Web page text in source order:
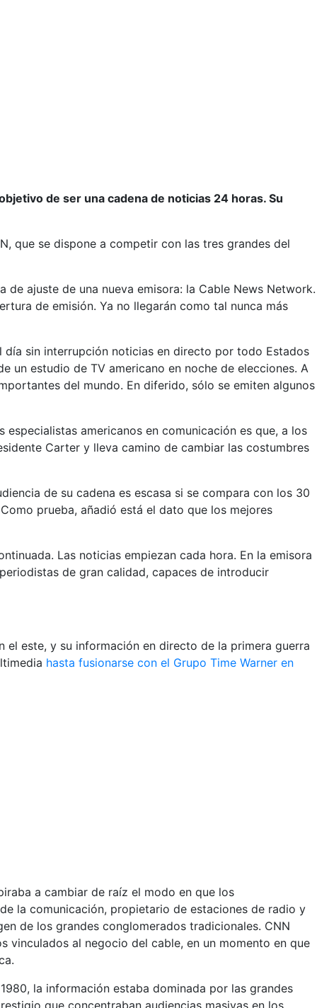
de ser una cadena de noticias 24 horas. Su
que se dispone a competir con las tres grandes del
ajuste de una nueva emisora: la Cable News Network.
de emisión. Ya no llegarán como tal nunca más
sin interrupción noticias en directo por todo Estados
un estudio de TV americano en noche de elecciones. A
del mundo. En diferido, sólo se emiten algunos
americanos en comunicación es que, a los
Carter y lleva camino de cambiar las costumbres
de su cadena es escasa si se compara con los 30
prueba, añadió está el dato que los mejores
Las noticias empiezan cada hora. En la emisora
de gran calidad, capaces de introducir
el este, y su información en directo de la primera guerra
hasta fusionarse con el Grupo Time Warner en
a cambiar de raíz el modo en que los
la comunicación, propietario de estaciones de radio y
de los grandes conglomerados tradicionales. CNN
al negocio del cable, en un momento en que
la información estaba dominada por las grandes
que concentraban audiencias masivas en los